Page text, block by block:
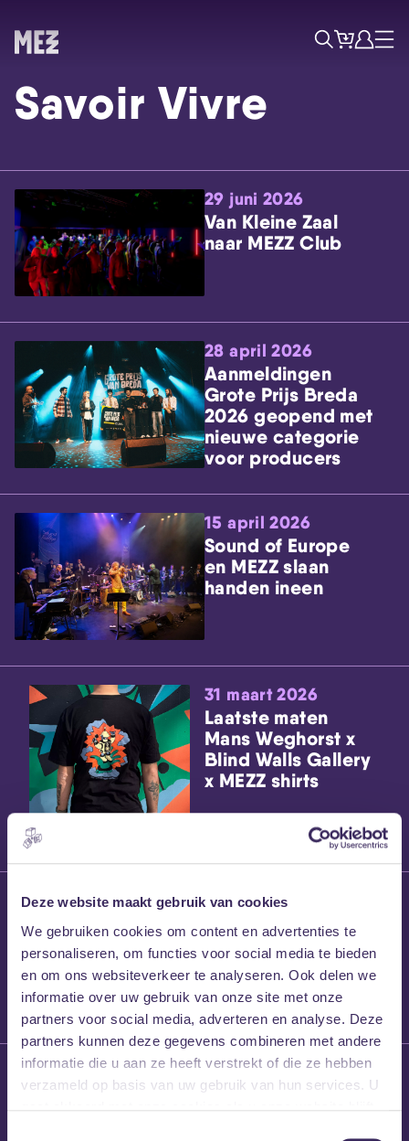
Deze website maakt gebruik van cookies
We gebruiken cookies om content en advertenties te
personaliseren, om functies voor social media te bieden
en om ons websiteverkeer te analyseren. Ook delen we
informatie over uw gebruik van onze site met onze
partners voor social media, adverteren en analyse. Deze
partners kunnen deze gegevens combineren met andere
informatie die u aan ze heeft verstrekt of die ze hebben
verzameld op basis van uw gebruik van hun services. U
Skip navigatie
ZoekTicketsAccount
Menu
Savoir Vivre
29 juni 2026
Van Kleine Zaal
naar MEZZ Club
28 april 2026
Aanmeldingen
Grote Prijs Breda
2026 geopend met
nieuwe categorie
voor producers
15 april 2026
Sound of Europe
en MEZZ slaan
handen ineen
31 maart 2026
Laatste maten
Mans Weghorst x
Blind Walls Gallery
x MEZZ shirts
27 maart 2026
Willem’s Blog:
Frans Kalf
26 maart 2026
Willem’s Blog: High